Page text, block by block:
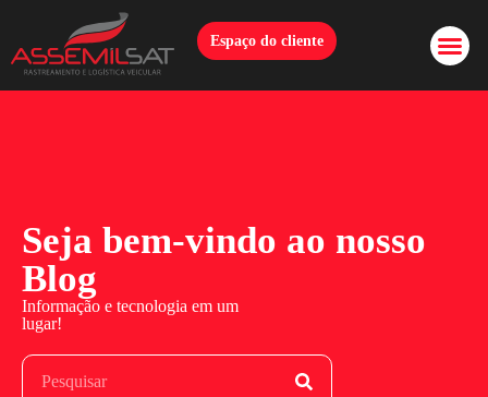
Espaço do cliente
Seja bem-vindo ao nosso
Blog
Informação e tecnologia em um
lugar!